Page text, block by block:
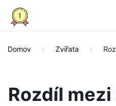
Domov Zvířata
Rozdíl